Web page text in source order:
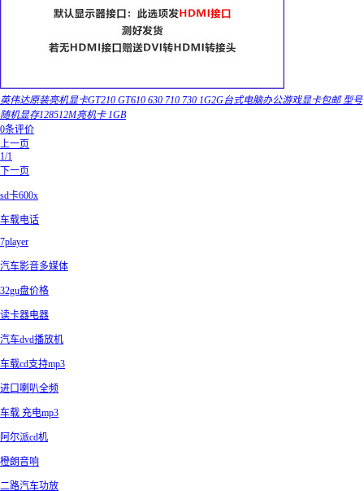
英伟达原装亮机显卡GT210 GT610 630 710 730 1G2G台式电脑办公游戏显卡包邮 型号
随机显存128512M亮机卡 1GB
0条评价
上一页
1/1
下一页
sd卡600x
车载电话
7player
汽车影音多媒体
32gu盘价格
读卡器电器
汽车dvd播放机
车载cd支持mp3
进口喇叭全频
车载 充电mp3
阿尔派cd机
橙朗音响
二路汽车功放